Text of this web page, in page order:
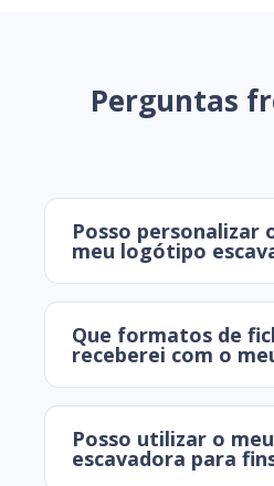
Perguntas
Posso personalizar
meu logótipo
Que formatos de
receberei com o
Posso utilizar o
escavadora para